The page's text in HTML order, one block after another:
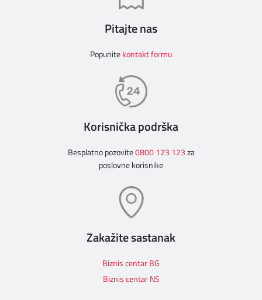
Pitajte nas
Popunitekontakt formu
Korisnička podrška
Besplatno pozovite0800 123 123za
poslovne korisnike
Zakažite sastanak
Biznis centar BG
Biznis centar NS